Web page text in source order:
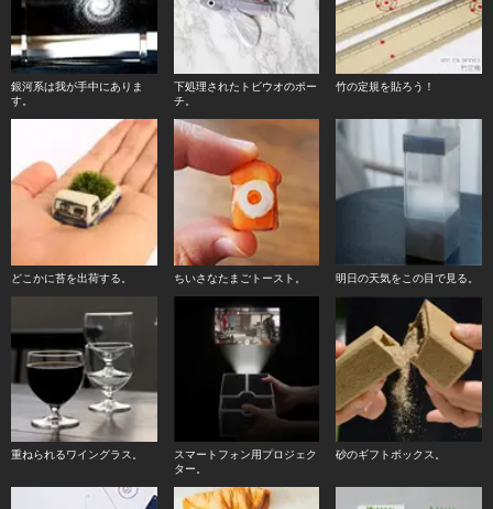
銀河系は我が手中にありま
す。
下処理されたトビウオのポー
チ。
竹の定規を貼ろう！
どこかに苔を出荷する。 ちいさなたまごトースト。 明日の天気をこの目で見る。
重ねられるワイングラス。
スマートフォン用プロジェク
ター。
砂のギフトボックス。